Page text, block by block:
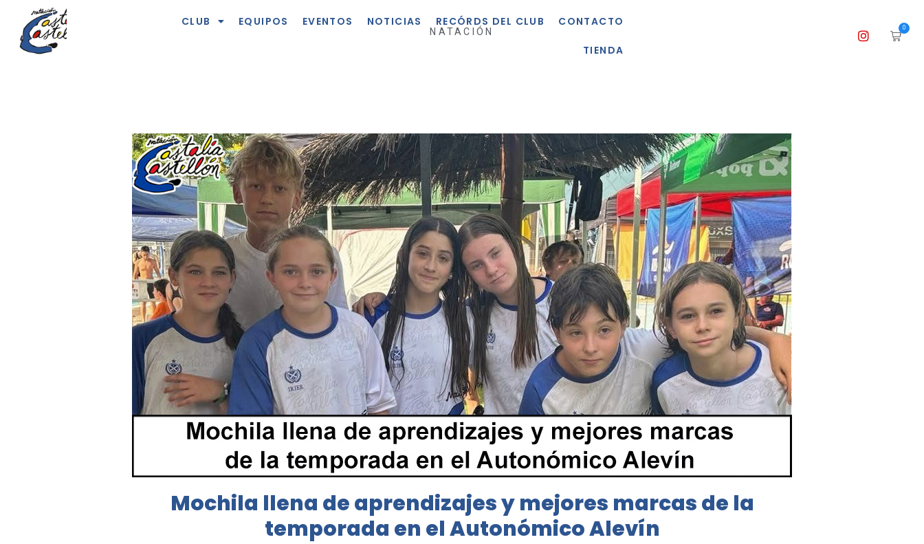
CLUB EQUIPOS EVENTOS NOTICIAS RECÓRDS DEL CLUB CONTACTO
TIENDA
0
NATACIÓN
Mochila llena de aprendizajes y mejores marcas de la
temporada en el Autonómico Alevín